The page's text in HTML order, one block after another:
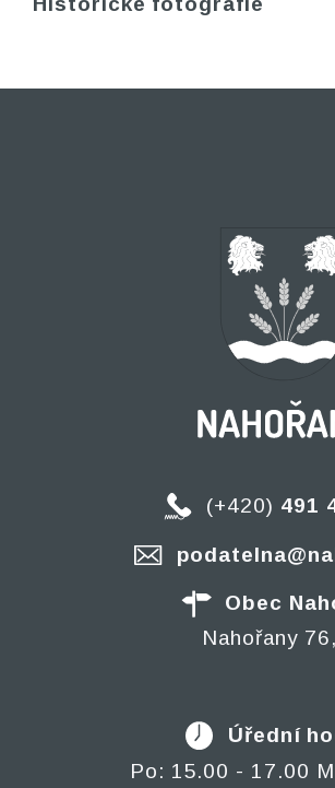
(+420) 491
Obec
Nahořany
Úřední
Po: 15.00 - 17.00